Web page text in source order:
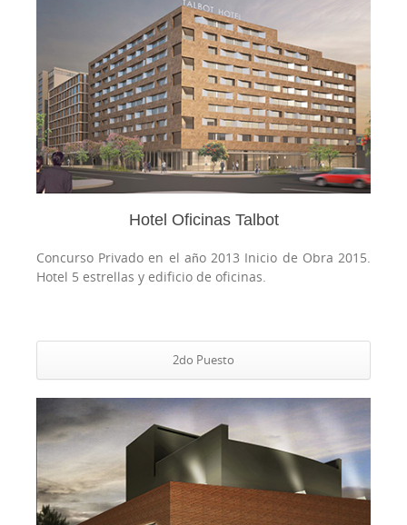
Hotel Oficinas Talbot
Concurso Privado en el año 2013 Inicio de Obra 2015.
Hotel 5 estrellas y edificio de oficinas.
2do Puesto